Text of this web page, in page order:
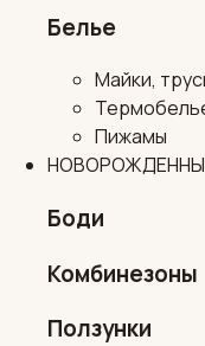
Белье
Майки,
Пижамы
Боди
Комбинезоны
Ползунки